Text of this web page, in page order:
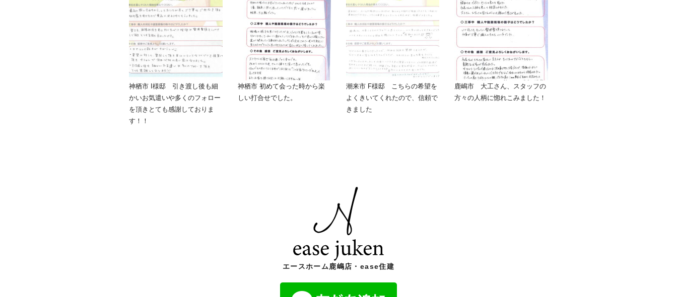
神栖市 I様邸 引き渡し後も細
かいお気遣いや多くのフォロー
を頂きとても感謝しておりま
す！！
神栖市 初めて会った時から楽
しい打合せでした。
潮来市 F様邸 こちらの希望を
よくきいてくれたので、信頼で
きました
鹿嶋市 大工さん、スタッフの
方々の人柄に惚れこみました！
エースホーム鹿嶋店・ease住建